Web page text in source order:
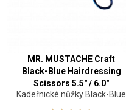
MR. MUSTACHE Craft
Black-Blue Hairdressing
Scissors 5.5" / 6.0"
Kadeřnické nůžky Black-Blue